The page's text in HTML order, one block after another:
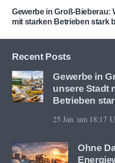
Gewerbe in Groß-Bieberau:
mit starken Betrieben stark
Recent Posts
Gewerbe in
unsere Stadt
Betrieben
25 Jan. um 18:17
Ohne